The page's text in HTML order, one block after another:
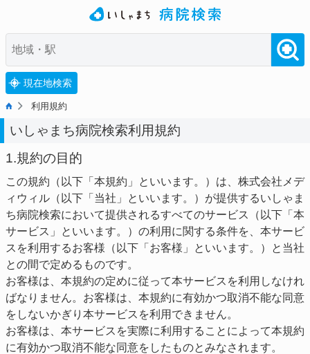
現在地検索
利用規約
いしゃまち病院検索利用規約
1.規約の目的
この規約（以下「本規約」といいます。）は、株式会社メデ
ィウィル（以下「当社」といいます。）が提供するいしゃま
ち病院検索において提供されるすべてのサービス（以下「本
サービス」といいます。）の利用に関する条件を、本サービ
スを利用するお客様（以下「お客様」といいます。）と当社
との間で定めるものです。
お客様は、本規約の定めに従って本サービスを利用しなけれ
ばなりません。お客様は、本規約に有効かつ取消不能な同意
をしないかぎり本サービスを利用できません。
お客様は、本サービスを実際に利用することによって本規約
に有効かつ取消不能な同意をしたものとみなされます。